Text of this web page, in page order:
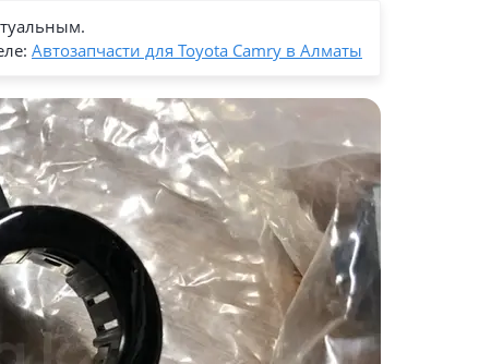
Автозапчасти для Toyota Camry в Алматы